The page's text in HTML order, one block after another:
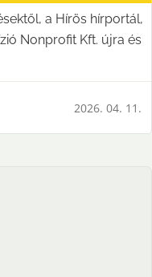
a Hírös hírportál,
Nonprofit Kft. újra és
2026. 04. 11.